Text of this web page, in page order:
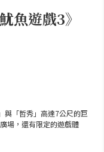
魚遊戲3》
與「哲秀」高達7公尺的巨
場，還有限定的遊戲體